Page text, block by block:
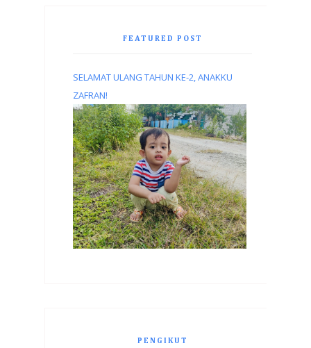
FEATURED POST
SELAMAT ULANG TAHUN KE-2, ANAKKU
ZAFRAN!
PENGIKUT